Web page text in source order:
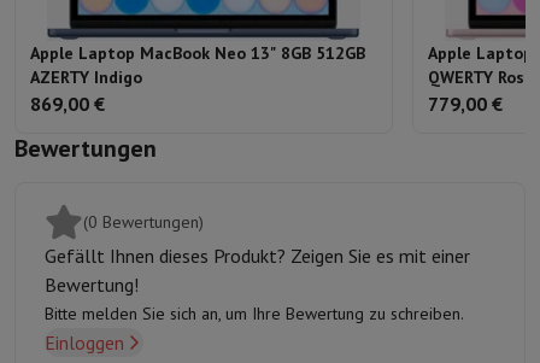
Apple Laptop MacBook Neo 13" 8GB 512GB
AZERTY Indigo
869,00 €
Apple Laptop
QWERTY Rosa
779,00 €
Bewertungen
(0 Bewertungen)
Gefällt Ihnen dieses Produkt? Zeigen Sie es mit einer
Bewertung!
Bitte melden Sie sich an, um Ihre Bewertung zu schreiben.
Einloggen